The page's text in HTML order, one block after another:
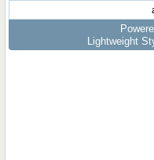
Lightweight